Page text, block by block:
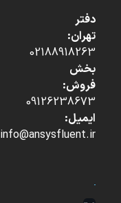
دفتر
تهران:
02188918263
بخش
فروش:
09126238673
ایمیل:
info@ansysfluent.ir